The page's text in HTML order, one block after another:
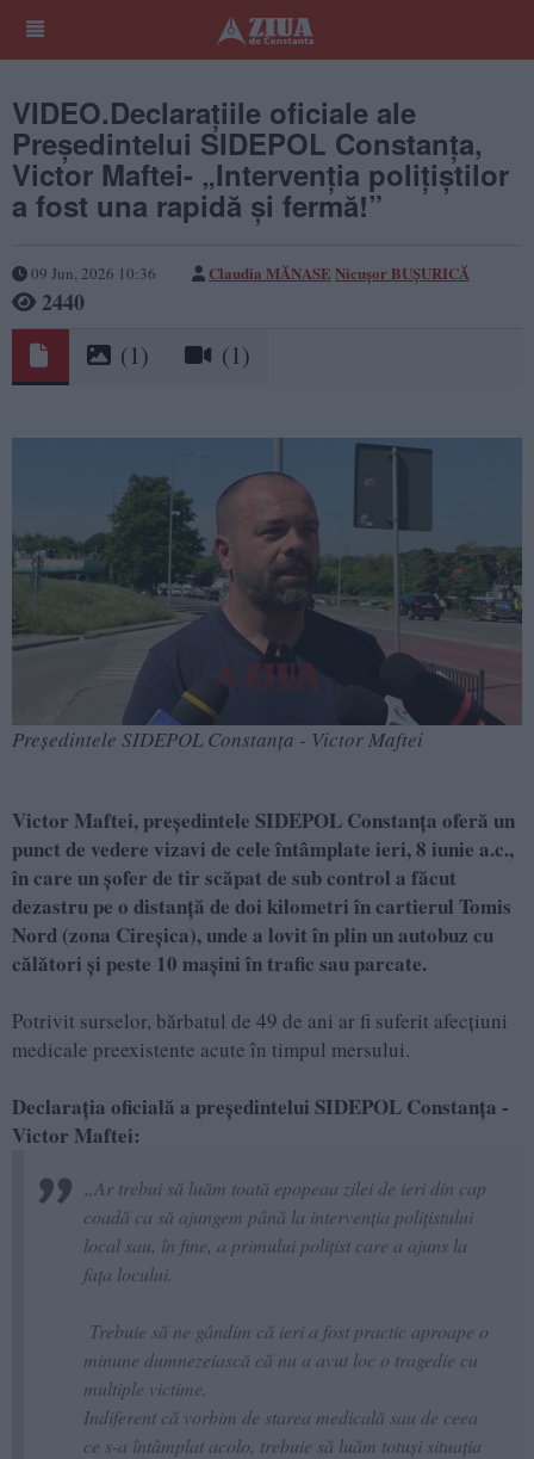
VIDEO.Declarațiile oficiale ale
Președintelui SIDEPOL Constanța,
Victor Maftei- „Intervenția polițiștilor
a fost una rapidă și fermă!”
09 Jun, 2026 10:36 Claudia MĂNASE Nicușor BUȘURICĂ
2440
(1) (1)
Președintele SIDEPOL Constanța - Victor Maftei
Victor Maftei, președintele SIDEPOL Constanța oferă un
punct de vedere vizavi de cele întâmplate ieri, 8 iunie a.c.,
în care un șofer de tir scăpat de sub control a făcut
dezastru pe o distanță de doi kilometri în cartierul Tomis
Nord (zona Cireșica), unde a lovit în plin un autobuz cu
călători și peste 10 mașini în trafic sau parcate.
Potrivit surselor, bărbatul de 49 de ani ar fi suferit afecțiuni
medicale preexistente acute în timpul mersului.
Declarația oficială a președintelui SIDEPOL Constanța -
Victor Maftei:
„Ar trebui să luăm toată epopeaa zilei de ieri din cap
coadă ca să ajungem până la intervenția polițistului
local sau, în fine, a primului polițist care a ajuns la
fața locului.
Trebuie să ne gândim că ieri a fost practic aproape o
minune dumnezeiască că nu a avut loc o tragedie cu
multiple victime.
Indiferent că vorbim de starea medicală sau de ceea
ce s-a întâmplat acolo, trebuie să luăm totuși situația